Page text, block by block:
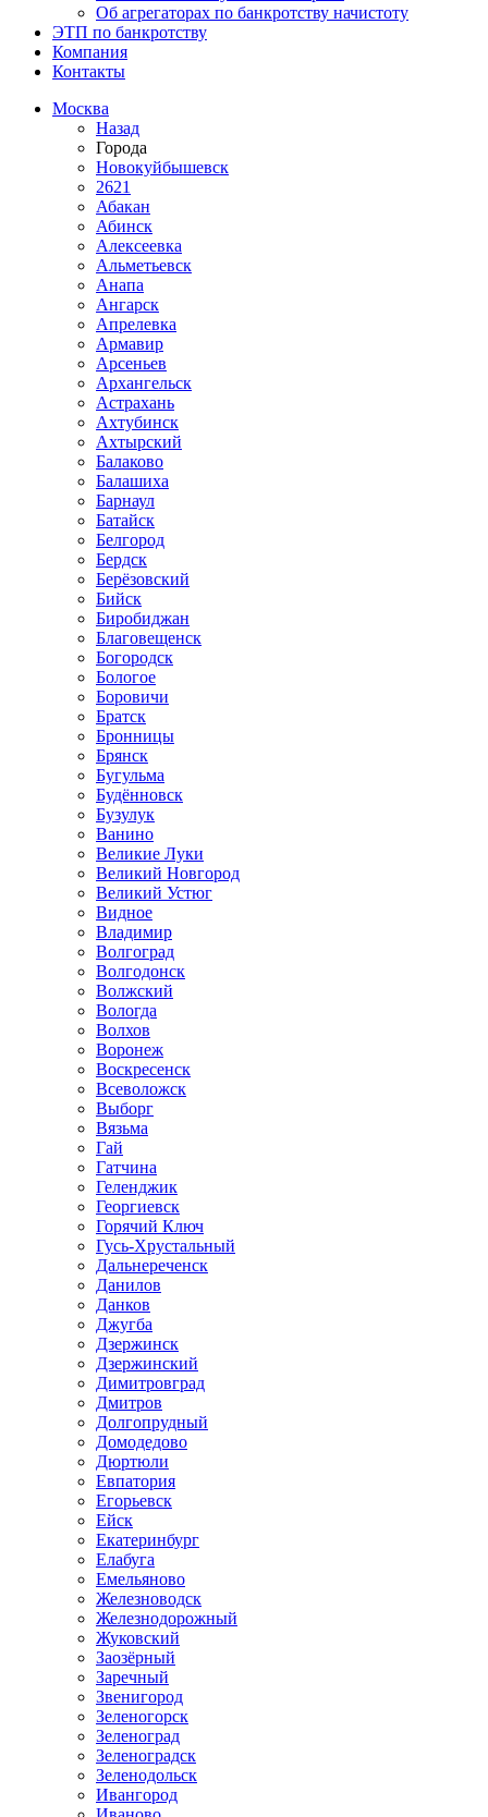
Об агрегаторах по банкротству начистоту
ЭТП по банкротству
Компания
Контакты
Москва
Назад
Города
Новокуйбышевск
2621
Абакан
Абинск
Алексеевка
Альметьевск
Анапа
Ангарск
Апрелевка
Армавир
Арсеньев
Архангельск
Астрахань
Ахтубинск
Ахтырский
Балаково
Балашиха
Барнаул
Батайск
Белгород
Бердск
Берёзовский
Бийск
Биробиджан
Благовещенск
Богородск
Бологое
Боровичи
Братск
Бронницы
Брянск
Бугульма
Будённовск
Бузулук
Ванино
Великие Луки
Великий Новгород
Великий Устюг
Видное
Владимир
Волгоград
Волгодонск
Волжский
Вологда
Волхов
Воронеж
Воскресенск
Всеволожск
Выборг
Вязьма
Гай
Гатчина
Геленджик
Георгиевск
Горячий Ключ
Гусь-Хрустальный
Дальнереченск
Данилов
Данков
Джугба
Дзержинск
Дзержинский
Димитровград
Дмитров
Долгопрудный
Домодедово
Дюртюли
Евпатория
Егорьевск
Ейск
Екатеринбург
Елабуга
Емельяново
Железноводск
Железнодорожный
Жуковский
Заозёрный
Заречный
Звенигород
Зеленогорск
Зеленоград
Зеленоградск
Зеленодольск
Ивангород